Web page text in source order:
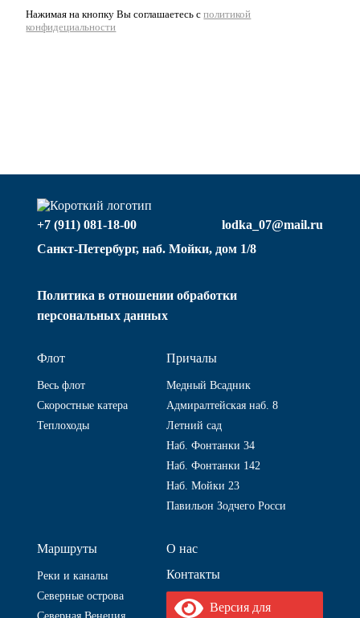
Нажимая на кнопку Вы соглашаетесь сполитикой
конфидециальности
+7 (911) 081-18-00
lodka_07@mail.ru
Санкт-Петербург, наб. Мойки, дом 1/8
Политика в отношении обработки
персональных данных
Флот
Весь флот
Скоростные катера
Теплоходы
Причалы
Медный Всадник
Адмиралтейская наб. 8
Летний сад
Наб. Фонтанки 34
Наб. Фонтанки 142
Наб. Мойки 23
Павильон Зодчего Росси
Маршруты
Реки и каналы
Северные острова
О нас
Контакты
Версия для